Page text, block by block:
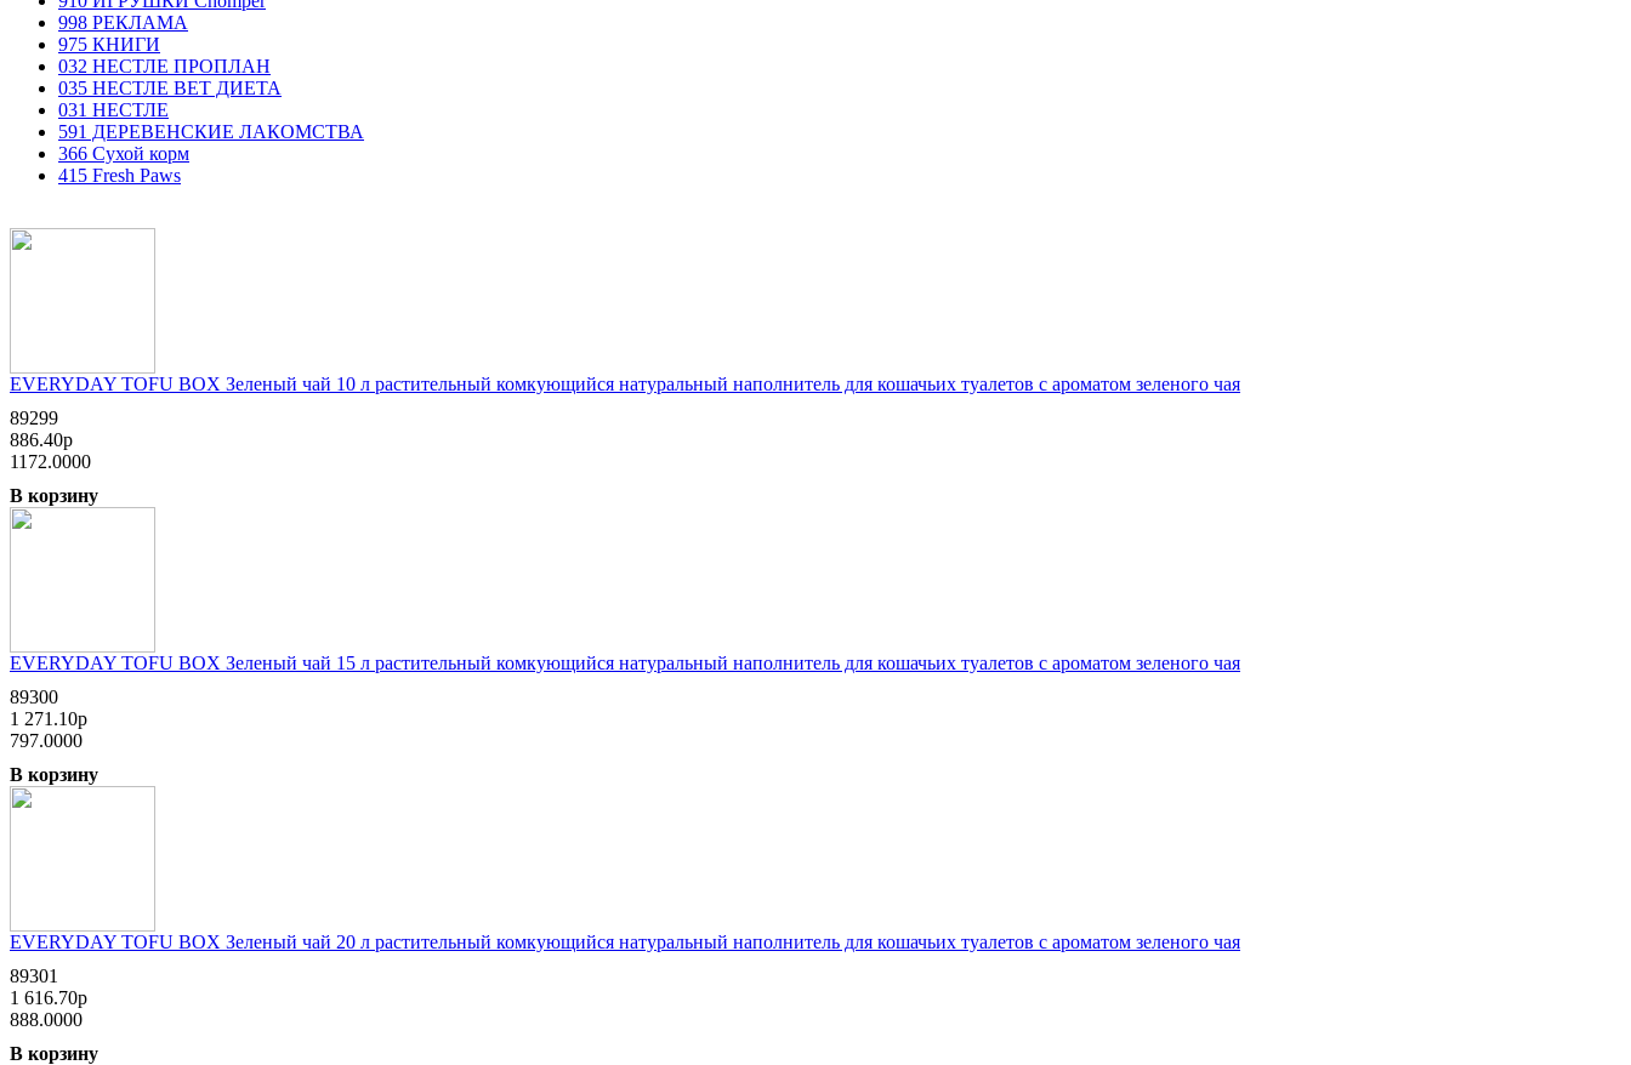
998 РЕКЛАМА
975 КНИГИ
032 НЕСТЛЕ ПРОПЛАН
035 НЕСТЛЕ ВЕТ ДИЕТА
031 НЕСТЛЕ
591 ДЕРЕВЕНСКИЕ ЛАКОМСТВА
366 Сухой корм
415 Fresh Paws
EVERYDAY TOFU BOX Зеленый чай 10 л растительный комкующийся натуральный наполнитель для кошачьих туалетов с ароматом зеленого чая
89299
886.40р
1172.0000
В корзину
EVERYDAY TOFU BOX Зеленый чай 15 л растительный комкующийся натуральный наполнитель для кошачьих туалетов с ароматом зеленого чая
89300
1 271.10р
797.0000
В корзину
EVERYDAY TOFU BOX Зеленый чай 20 л растительный комкующийся натуральный наполнитель для кошачьих туалетов с ароматом зеленого чая
89301
1 616.70р
888.0000
В корзину